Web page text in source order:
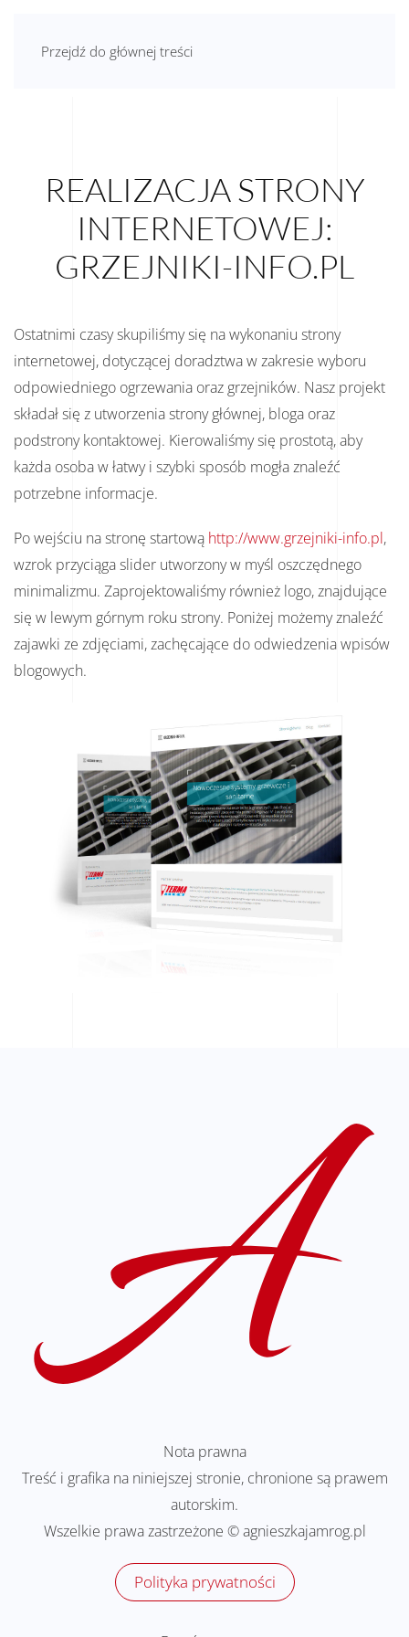
Przejdź do głównej treści
AGNIESZKA JAMRÓG
REALIZACJA STRONY
INTERNETOWEJ:
GRZEJNIKI-INFO.PL
Ostatnimi czasy skupiliśmy się na wykonaniu strony
internetowej, dotyczącej doradztwa w zakresie wyboru
odpowiedniego ogrzewania oraz grzejników. Nasz projekt
składał się z utworzenia strony głównej, bloga oraz
podstrony kontaktowej. Kierowaliśmy się prostotą, aby
każda osoba w łatwy i szybki sposób mogła znaleźć
potrzebne informacje.
Po wejściu na stronę startową http://www.grzejniki-info.pl,
wzrok przyciąga slider utworzony w myśl oszczędnego
minimalizmu. Zaprojektowaliśmy również logo, znajdujące
się w lewym górnym roku strony. Poniżej możemy znaleźć
zajawki ze zdjęciami, zachęcające do odwiedzenia wpisów
blogowych.
Nota prawna
Treść i grafika na niniejszej stronie, chronione są prawem
autorskim.
Wszelkie prawa zastrzeżone © agnieszkajamrog.pl
Polityka prywatności